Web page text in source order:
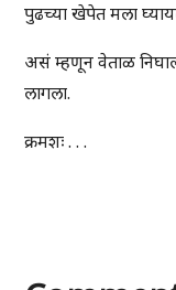
पुढच्या खेपेत मला
असं म्हणून वेताळ
लागला.
क्रमशः . . .